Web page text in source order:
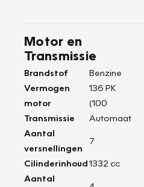
Motor en
Transmissie
Brandstof
Benzine
Vermogen
motor
136 PK
(100
Transmissie
Automaat
Aantal
versnellingen
7
Cilinderinhoud1332 cc
Aantal